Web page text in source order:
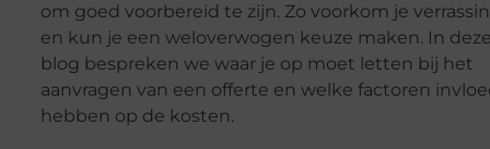
om goed voorbereid te zijn. Zo voorkom je
en kun je een weloverwogen keuze maken. In
blog bespreken we waar je op moet letten bij het
aanvragen van een offerte en welke factoren
hebben op de kosten.